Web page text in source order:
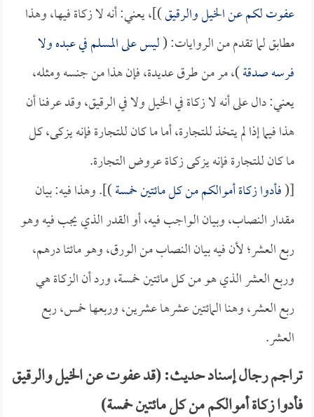
عفوت لكم عن الخيل والرقيق)]، يعني: أنه لا زكاة فيها، وهذا
مطابق لما تقدم من الروايات: (ليس على المسلم في عبده ولا
فرسه صدقة)، مر من طرق عديدة، فإن هذا من جنسه ومثله،
يعني: دال على أنه لا زكاة في الخيل ولا في الرقيق، وقد عرفنا أن
هذا فيما إذا لم يتخذ للتجارة، أما ما كان للتجارة فإنه يزكى، كل
ما كان للتجارة فإنه يزكى زكاة عروض التجارة.
[(فأدوا زكاة أموالكم من كل مائتين خمسة)]. وهذا فيه: بيان
مقدار النصاب، وبيان الواجب فيه، أو القدر الذي يجب فيه وهو
ربع العشر؛ لأن فيه بيان النصاب من الورق، وهو مائتا درهم،
وربع العشر الذي هو من كل مائتين خمسة، ورد أن الزكاة هي
ربع العشر، وهنا المائتين عشرها عشرين، وربعها خمس، ربع
العشر.
تراجم رجال إسناد حديث: (قد عفوت عن الخيل والرقيق
فأدوا زكاة أموالكم من كل مائتين خمسة)